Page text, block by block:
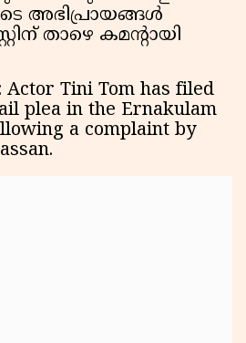
അഭിപ്രായങ്ങൾ
താഴെ കമൻ്റായി
Tini Tom has filed
plea in the Ernakulam
a complaint by